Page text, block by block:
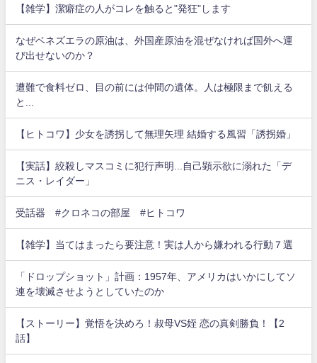
【雑学】潔癖症の人がコレを触ると"発狂"します
なぜベネズエラの原油は、外国産原油を混ぜなければ国外へ運
び出せないのか？
遭難で食料ゼロ、目の前には仲間の遺体。人は極限まで飢える
と...
【ヒトコワ】少女を誘拐して無理矢理 結婚する風習「誘拐婚」
【実話】絞殺しマスコミに犯行声明...自己顕示欲に溺れた「デ
ニス・レイダー」
受話器 #クロネコの部屋 #ヒトコワ
【雑学】当てはまったら要注意！実は人から嫌われる行動７選
「ドロップショット」計画：1957年、アメリカはいかにしてソ
連を壊滅させようとしていたのか
【ストーリー】覚悟を決めろ！叔母VS姪 恋の真剣勝負！【2
話】